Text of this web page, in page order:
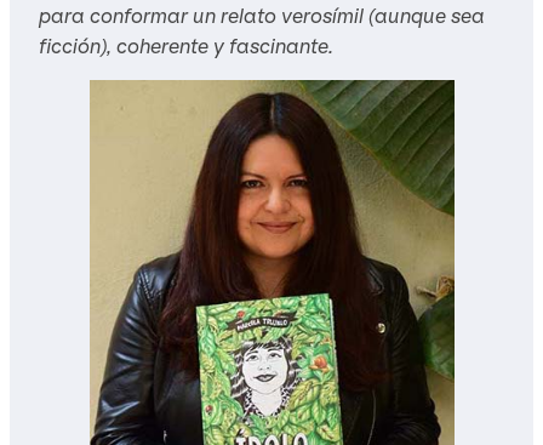
para conformar un relato verosímil (aunque sea
ficción), coherente y fascinante.